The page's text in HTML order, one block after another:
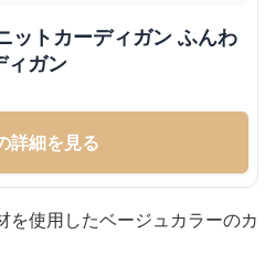
ットカーディガン ふんわ
ィガン
詳細を見る
を使用したベージュカラーのカ